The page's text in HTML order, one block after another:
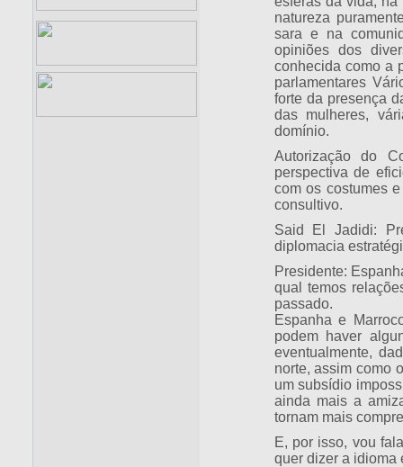
natureza
sara e na
opiniões dos
conhecida como a
parlamentares
forte da presença
das mulheres,
domínio.
Autorização do
perspectiva de
com os costumes
consultivo.
Said El Jadidi:
diplomacia
Presidente:
qual temos
passado.
Espanha e
podem haver
eventualmente,
norte, assim como
um subsídio
ainda mais a
tornam mais
E, por isso, vou
quer dizer a idioma